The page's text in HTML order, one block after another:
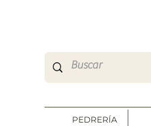
So Sweet Complementos
http://
PEDRERÍA